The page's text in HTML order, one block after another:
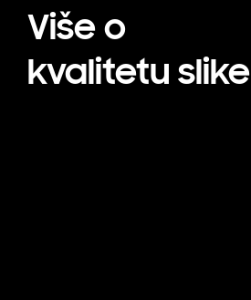
Više o
kvalitetu slike